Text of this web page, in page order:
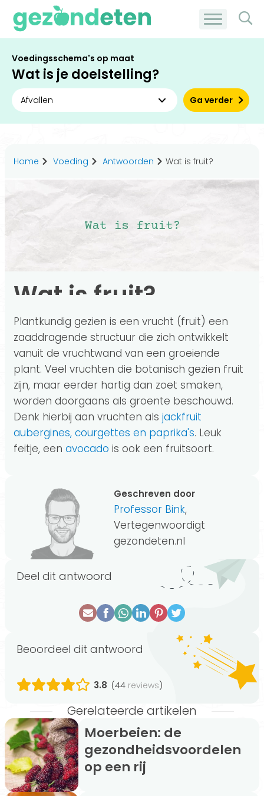
Voedingsschema's op maat
Wat is je doelstelling?
Ga verder
Home Voeding Antwoorden Wat is fruit?
Wat is fruit?
Plantkundig gezien is een vrucht (fruit) een
zaaddragende structuur die zich ontwikkelt
vanuit de vruchtwand van een groeiende
plant. Veel vruchten die botanisch gezien fruit
zijn, maar eerder hartig dan zoet smaken,
worden doorgaans als groente beschouwd.
Denk hierbij aan vruchten als jackfruit
aubergines, courgettes en paprika's. Leuk
feitje, een avocado is ook een fruitsoort.
Geschreven door
Professor Bink,
Vertegenwoordigt
gezondeten.nl
Deel dit antwoord
Beoordeel dit antwoord
3.8 (44 reviews)
Gerelateerde artikelen
Moerbeien: de
gezondheidsvoordelen
op een rij